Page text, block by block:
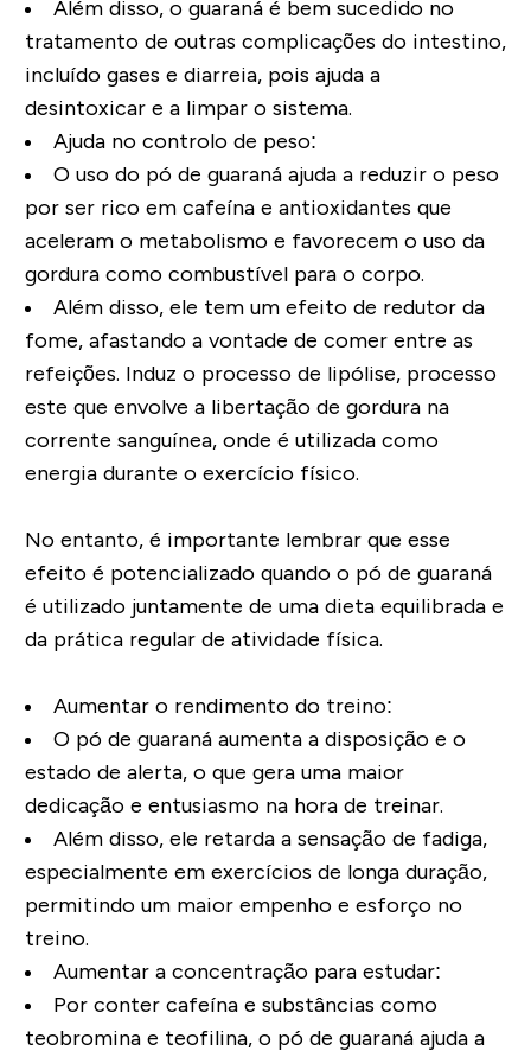
Além disso, o guaraná é bem sucedido no
tratamento de outras complicações do intestino,
incluído gases e diarreia, pois ajuda a
desintoxicar e a limpar o sistema.
Ajuda no controlo de peso:
O uso do pó de guaraná ajuda a reduzir o peso
por ser rico em cafeína e antioxidantes que
aceleram o metabolismo e favorecem o uso da
gordura como combustível para o corpo.
Além disso, ele tem um efeito de redutor da
fome, afastando a vontade de comer entre as
refeições. Induz o processo de lipólise, processo
este que envolve a libertação de gordura na
corrente sanguínea, onde é utilizada como
energia durante o exercício físico.
No entanto, é importante lembrar que esse
efeito é potencializado quando o pó de guaraná
é utilizado juntamente de uma dieta equilibrada e
da prática regular de atividade física.
Aumentar o rendimento do treino:
O pó de guaraná aumenta a disposição e o
estado de alerta, o que gera uma maior
dedicação e entusiasmo na hora de treinar.
Além disso, ele retarda a sensação de fadiga,
especialmente em exercícios de longa duração,
permitindo um maior empenho e esforço no
treino.
Aumentar a concentração para estudar:
Por conter cafeína e substâncias como
teobromina e teofilina, o pó de guaraná ajuda a